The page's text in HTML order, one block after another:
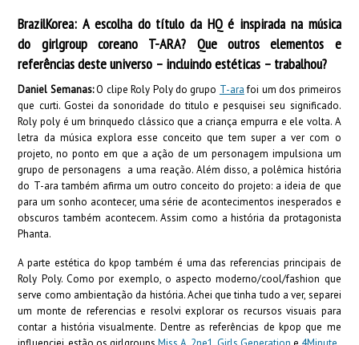
BrazilKorea: A escolha do título da HQ é inspirada na música
do girlgroup coreano T-ARA? Que outros elementos e
referências deste universo – incluindoestéticas – trabalhou?
Daniel Semanas:O clipe Roly Poly do grupo T-arafoi um dos primeiros
que curti. Gostei da sonoridade do titulo e pesquisei seu significado.
Roly poly é um brinquedo clássico que a criança empurra e ele volta. A
letra da música explora esse conceito que tem super a ver com o
projeto, no ponto em que a ação de um personagem impulsiona um
grupo de personagens a uma reação. Além disso, a polêmica história
do T-ara também afirma um outro conceito do projeto: a ideia de que
para um sonho acontecer, uma série de acontecimentos inesperados e
obscuros também acontecem. Assim como a história da protagonista
Phanta.
A parte estética do kpop também é uma das referencias principais de
Roly Poly. Como por exemplo, o aspecto moderno/cool/fashion que
serve como ambientação da história. Achei que tinha tudo a ver, separei
um monte de referencias e resolvi explorar os recursos visuais para
contar a história visualmente. Dentre as referências de kpop que me